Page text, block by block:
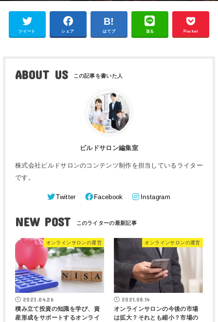
ツイート シェア はてブ 送る Pocket
ABOUT US
ビルドサロン編集室
株式会社ビルドサロンのコンテンツ制作を担当しているライター
です。
Twitter Facebook Instagram
NEW POST
オンラインサロンの運営
2023.04.26
積み立て投資の知識を学び、資
産形成をサポートするオンライ
オンラインサロンの運営
2021.08.14
オンラインサロンの今後の市場
は拡大？それとも縮小？市場の